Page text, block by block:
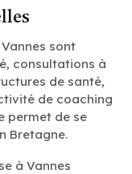
sont
consultations à
de santé,
de coaching
permet de se
Bretagne.
à Vannes